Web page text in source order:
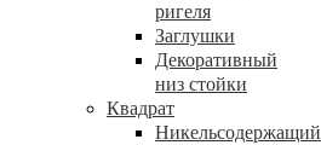
ригеля
Заглушки
Декоративный
низ стойки
Квадрат
Никельсодержащий